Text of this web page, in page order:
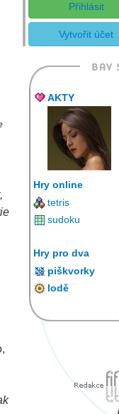
Přihlásit
Vytvořit účet
AKTY
Hry online
tetris
sudoku
Hry pro dva
piškvorky
lodě